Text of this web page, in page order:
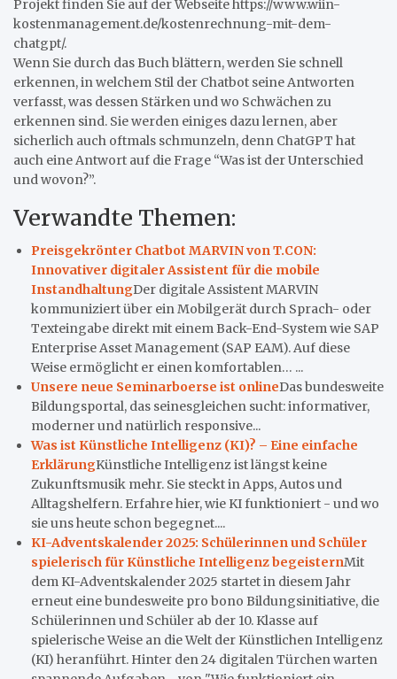
Projekt finden Sie auf der Webseite https://www.wiin-
kostenmanagement.de/kostenrechnung-mit-dem-
chatgpt/.
Wenn Sie durch das Buch blättern, werden Sie schnell
erkennen, in welchem Stil der Chatbot seine Antworten
verfasst, was dessen Stärken und wo Schwächen zu
erkennen sind. Sie werden einiges dazu lernen, aber
sicherlich auch oftmals schmunzeln, denn ChatGPT hat
auch eine Antwort auf die Frage “Was ist der Unterschied
und wovon?”.
Verwandte Themen:
Preisgekrönter Chatbot MARVIN von T.CON:
Innovativer digitaler Assistent für die mobile
InstandhaltungDer digitale Assistent MARVIN
kommuniziert über ein Mobilgerät durch Sprach- oder
Texteingabe direkt mit einem Back-End-System wie SAP
Enterprise Asset Management (SAP EAM). Auf diese
Weise ermöglicht er einen komfortablen… ...
Unsere neue Seminarboerse ist onlineDas bundesweite
Bildungsportal, das seinesgleichen sucht: informativer,
moderner und natürlich responsive...
Was ist Künstliche Intelligenz (KI)? – Eine einfache
ErklärungKünstliche Intelligenz ist längst keine
Zukunftsmusik mehr. Sie steckt in Apps, Autos und
Alltagshelfern. Erfahre hier, wie KI funktioniert - und wo
sie uns heute schon begegnet....
KI-Adventskalender 2025: Schülerinnen und Schüler
spielerisch für Künstliche Intelligenz begeisternMit
dem KI-Adventskalender 2025 startet in diesem Jahr
erneut eine bundesweite pro bono Bildungsinitiative, die
Schülerinnen und Schüler ab der 10. Klasse auf
spielerische Weise an die Welt der Künstlichen Intelligenz
(KI) heranführt. Hinter den 24 digitalen Türchen warten